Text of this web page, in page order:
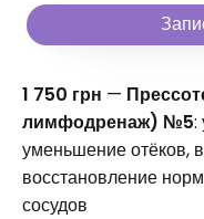
1 750 грн —
лимфодренаж) №5:
уменьшение отёков,
восстановление
сосудов